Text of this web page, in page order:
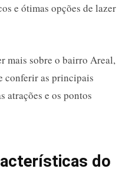
e ótimas opções de lazer
mais sobre o bairro Areal,
conferir as principais
atrações e os pontos
do